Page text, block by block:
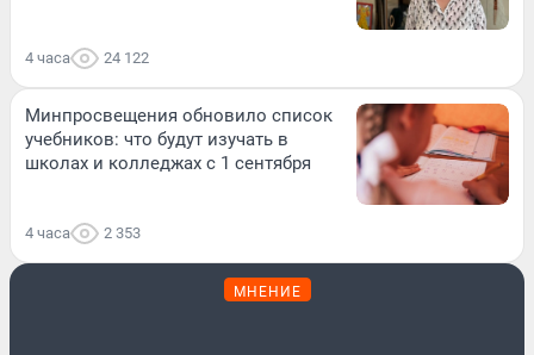
4 часа 24 122
Минпросвещения обновило список
учебников: что будут изучать в
школах и колледжах с 1 сентября
4 часа 2 353
МНЕНИЕ